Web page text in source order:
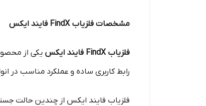
مشخصات فلزیاب FindX فایند ایکس
فلزیاب FindX فایند ایکس یکی از
رابط کاربری ساده و عملکرد مناسب در
فلزیاب فایند ایکس از چندین حالت